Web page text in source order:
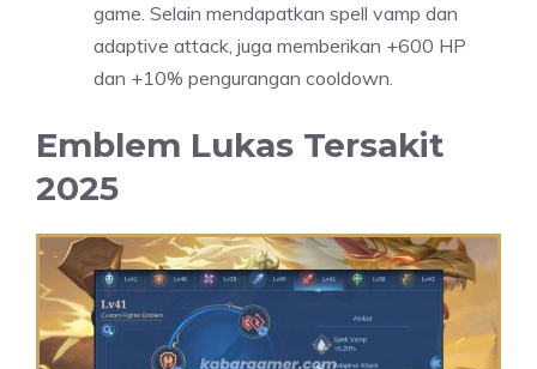
game. Selain mendapatkan spell vamp dan
adaptive attack, juga memberikan +600 HP
dan +10% pengurangan cooldown.
Emblem Lukas Tersakit
2025